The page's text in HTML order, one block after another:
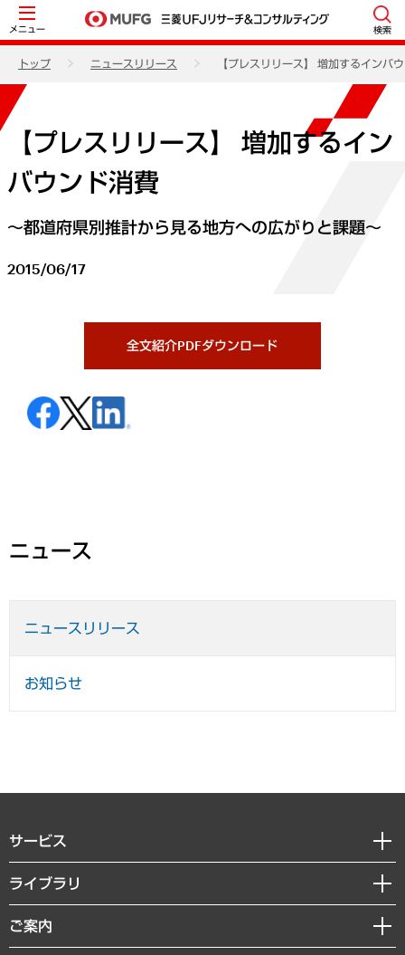
メニュー 検索
トップ ニュースリリース 【プレスリリース】 増加するインバ
【プレスリリース】 増加するイン
バウンド消費
～都道府県別推計から見る地方への広がりと課題～
2015/06/17
全文紹介PDFダウンロード
ニュース
ニュースリリース
お知らせ
サービス
経営戦略
組織・人事戦略
デジタルイノベーション
ライブラリ
経済調査
レポート
ご案内